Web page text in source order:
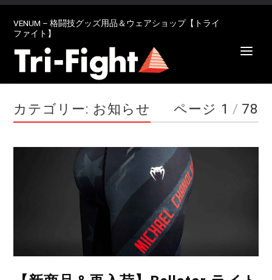
VENUM – 格闘技グッズ用品＆ウェアショップ【トライ
ファイト】
カテゴリー: お知らせ ページ 1 / 78